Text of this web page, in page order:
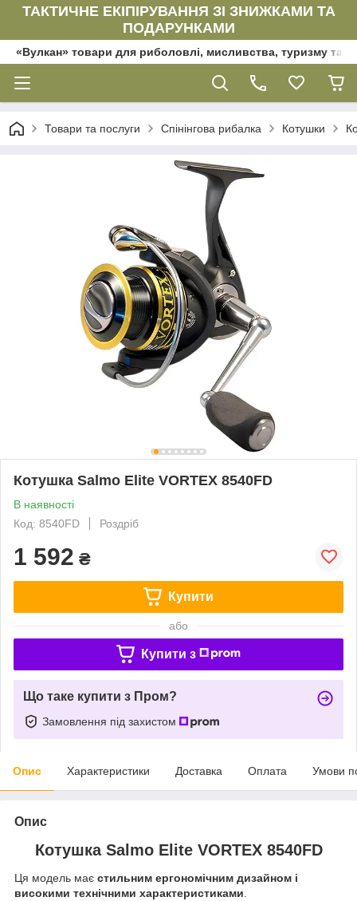
ТАКТИЧНЕ ЕКІПІРУВАННЯ ЗІ ЗНИЖКАМИ ТА
ПОДАРУНКАМИ
«Вулкан» товари для риболовлі, мисливства, туризму та
Товари та послуги Спінінгова рибалка Котушки
Котушка Salmo Elite VORTEX 8540FD
В наявності
Код: 8540FD
Роздріб
1 592 ₴
Купити
або
Купити з
Що таке купити з Пром?
Замовлення під захистом
Опис Характеристики Доставка Оплата Умови
Опис
Котушка Salmo Elite VORTEX 8540FD
Ця модель має стильним ергономічним дизайном і
високими технічними характеристиками.